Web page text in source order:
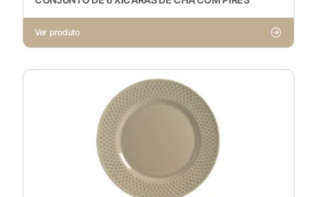
Ver produto